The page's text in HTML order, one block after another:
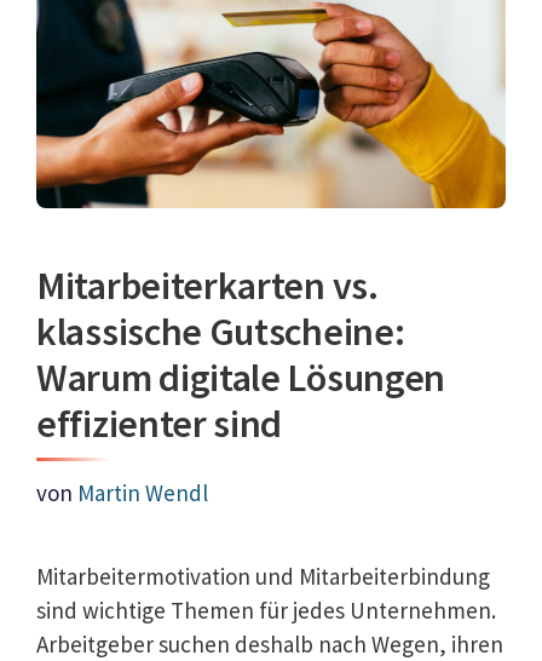
Mitarbeiterkarten vs.
klassische Gutscheine:
Warum digitale Lösungen
effizienter sind
von Martin Wendl
Mitarbeitermotivation und Mitarbeiterbindung
sind wichtige Themen für jedes Unternehmen.
Arbeitgeber suchen deshalb nach Wegen, ihren